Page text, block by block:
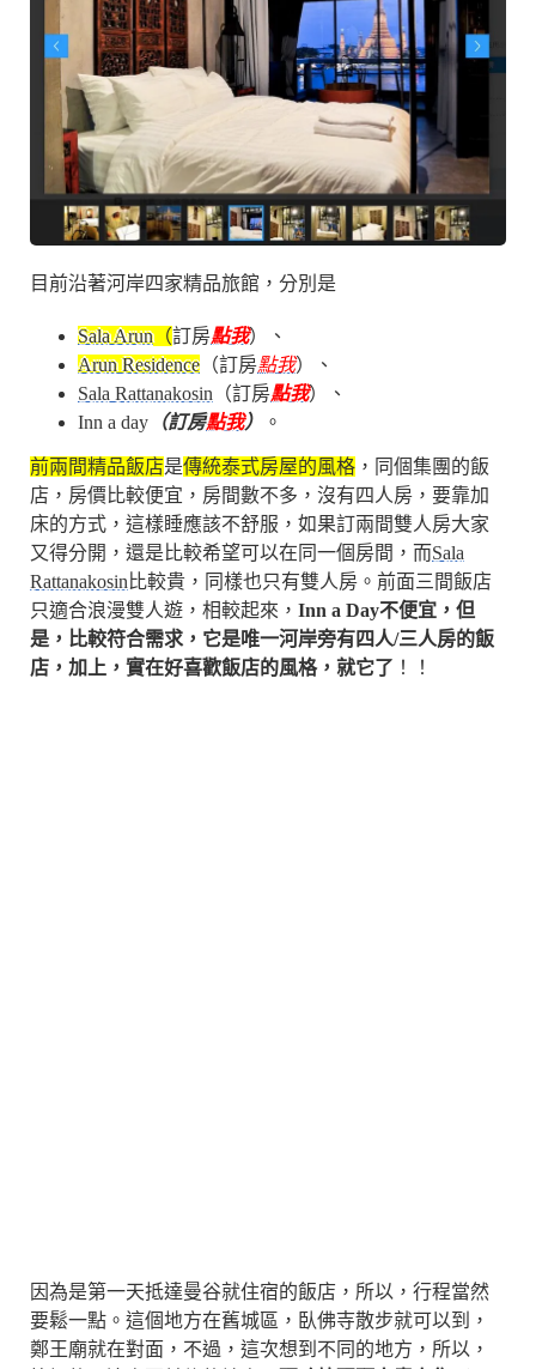
目前沿著河岸四家精品旅館，分別是
Sala Arun（訂房點我）、
Arun Residence （訂房點我）、
Sala Rattanakosin （訂房點我）、
Inn a day （訂房點我） 。
前兩間精品飯店是傳統泰式房屋的風格 ，同個集團的飯
店，房價比較便宜，房間數不多，沒有四人房，要靠加
床的方式，這樣睡應該不舒服，如果訂兩間雙人房大家
又得分開，還是比較希望可以在同一個房間，而Sala
Rattanakosin 比較貴，同樣也只有雙人房。前面三間飯店
只適合浪漫雙人遊，相較起來， Inn a Day不便宜，但
是，比較符合需求，它是唯一河岸旁有四人/三人房的飯
店，加上，實在好喜歡飯店的風格，就它了 ！！
因為是第一天抵達曼谷就住宿的飯店，所以，行程當然
要鬆一點。這個地方在舊城區，臥佛寺散步就可以到，
鄭王廟就在對面，不過，這次想到不同的地方，所以，